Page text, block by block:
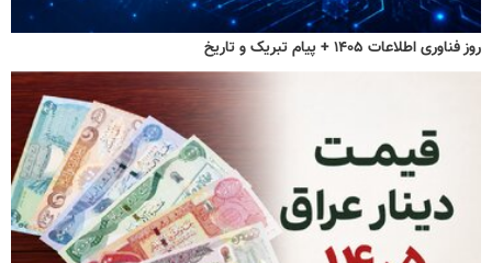
روز فناوری اطلاعات ۱۴۰۵ + پیام تبریک و تاریخ